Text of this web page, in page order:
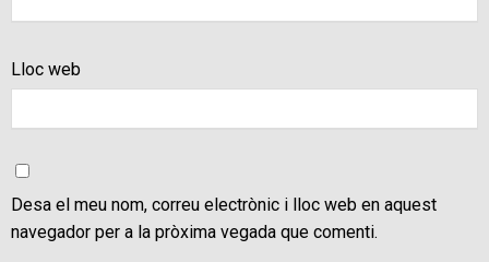
Lloc web
Desa el meu nom, correu electrònic i lloc web en aquest
navegador per a la pròxima vegada que comenti.